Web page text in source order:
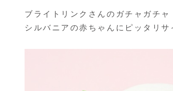
ブライトリンクさんのガチャガチ
シルバニアの赤ちゃんにピッタリ